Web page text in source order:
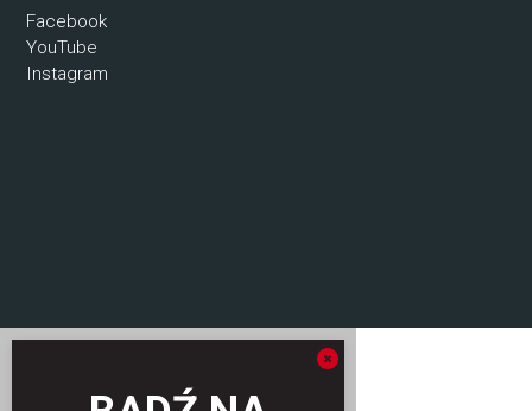
Facebook
YouTube
Instagram